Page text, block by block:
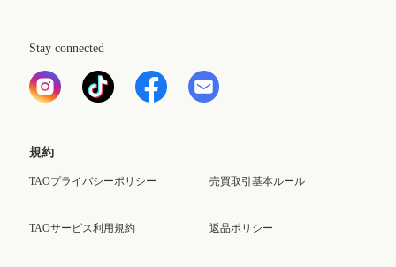
Stay connected
規約
TAOプライバシーポリシー
TAOサービス利用規約
売買取引基本ルール
返品ポリシー